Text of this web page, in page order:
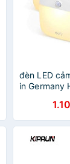
đèn LED
in Germany